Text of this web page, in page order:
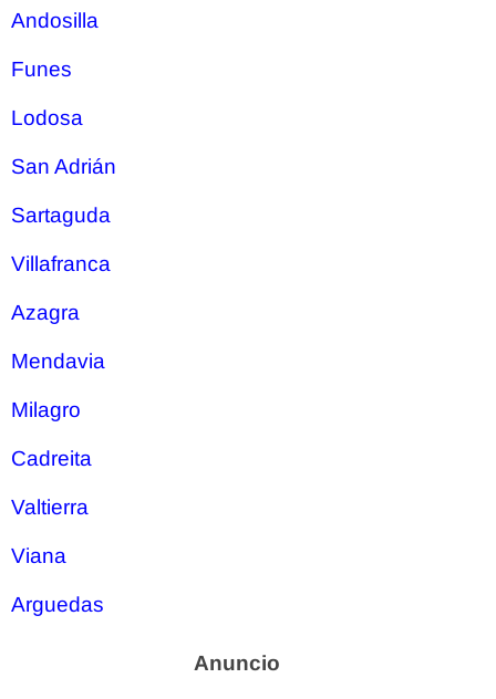
Andosilla
Funes
Lodosa
San Adrián
Sartaguda
Villafranca
Azagra
Mendavia
Milagro
Cadreita
Valtierra
Viana
Arguedas